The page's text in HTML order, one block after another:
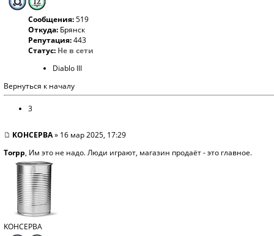
Сообщения:519
Откуда: Брянск
Репутация:443
Статус: Не в сети
Diablo III
Вернуться к началу
3
KOHCEPBA» 16 мар 2025, 17:29
Torpp, Им это не надо. Люди играют, магазин продаёт - это главное.
KOHCEPBA